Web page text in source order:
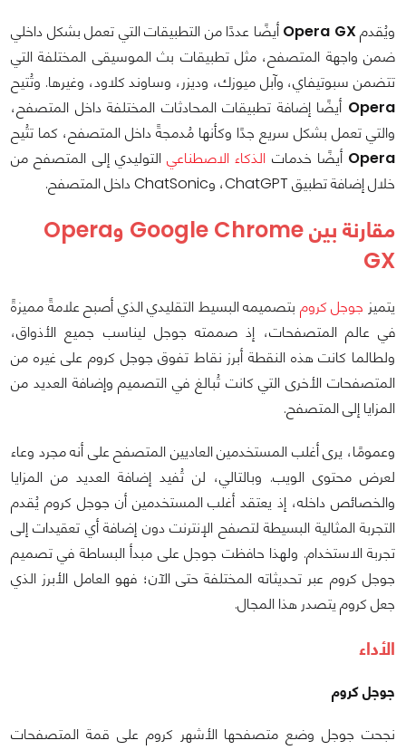
ويُقدمOpera GX أيضًا عددًا من التطبيقات التي تعمل بشكل داخلي
ضمن واجهة المتصفح، مثل تطبيقات بث الموسيقى المختلفة التي
تتضمن سبوتيفاي، وآبل ميوزك، وديزر، وساوند كلاود، وغيرها. وتُتيح
Opera أيضًا إضافة تطبيقات المحادثات المختلفة داخل المتصفح،
والتي تعمل بشكل سريع جدًا وكأنها مُدمجةً داخل المتصفح، كما تتُيح
Opera أيضًا خدمات الذكاء الاصطناعي التوليدي إلى المتصفح من
خلال إضافة تطبيق ChatGPT، وChatSonic داخل المتصفح.
مقارنة بين Google Chrome وOpera
GX
يتميز جوجل كروم بتصميمه البسيط التقليدي الذي أصبح علامةً مميزةً
في عالم المتصفحات، إذ صممته جوجل ليناسب جميع الأذواق،
ولطالما كانت هذه النقطة أبرز نقاط تفوق جوجل كروم على غيره من
المتصفحات الأخرى التي كانت تُبالغ في التصميم وإضافة العديد من
المزايا إلى المتصفح.
وعمومًا، يرى أغلب المستخدمين العاديين المتصفح على أنه مجرد وعاء
لعرض محتوى الويب. وبالتالي، لن تُفيد إضافة العديد من المزايا
والخصائص داخله، إذ يعتقد أغلب المستخدمين أن جوجل كروم يُقدم
التجربة المثالية البسيطة لتصفح الإنترنت دون إضافة أي تعقيدات إلى
تجربة الاستخدام. ولهذا حافظت جوجل على مبدأ البساطة في تصميم
جوجل كروم عبر تحديثاته المختلفة حتى الآن؛ فهو العامل الأبرز الذي
جعل كروم يتصدر هذا المجال.
الأداء
جوجل كروم
نجحت جوجل وضع متصفحها الأشهر كروم على قمة المتصفحات